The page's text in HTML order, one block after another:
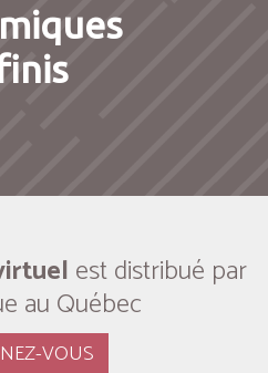
est distribué par
au Québec
VOUS